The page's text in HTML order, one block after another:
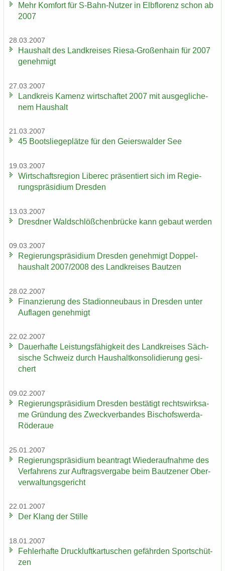
Mehr Kom­fort für S-​Bahn-Nutzer in Elb­flo­renz schon ab
2007
28.03.2007
Haus­halt des Land­krei­ses Riesa-​Großenhain für 2007
ge­neh­migt
27.03.2007
Land­kreis Ka­menz wirt­schaf­tet 2007 mit aus­ge­gli­che­
nem Haus­halt
21.03.2007
45 Boots­lie­ge­plät­ze für den Gei­ers­wal­der See
19.03.2007
Wirt­schafts­re­gi­on Li­be­rec prä­sen­tiert sich im Re­gie­
rungs­prä­si­di­um Dres­den
13.03.2007
Dresd­ner Wald­schlöß­chen­brü­cke kann ge­baut wer­den
09.03.2007
Re­gie­rungs­prä­si­di­um Dres­den ge­neh­migt Dop­pel­
haus­halt 2007/2008 des Land­krei­ses Baut­zen
28.02.2007
Fi­nan­zie­rung des Sta­di­on­neu­baus in Dres­den unter
Auf­la­gen ge­neh­migt
22.02.2007
Dau­er­haf­te Leis­tungs­fä­hig­keit des Land­krei­ses Säch­
si­sche Schweiz durch Haus­halt­kon­so­li­die­rung ge­si­
chert
09.02.2007
Re­gie­rungs­prä­si­di­um Dres­den be­stä­tigt rechts­wirk­sa­
me Grün­dung des Zweck­ver­ban­des Bischofswerda-​
Röderaue
25.01.2007
Re­gie­rungs­prä­si­di­um be­an­tragt Wie­der­auf­nah­me des
Ver­fah­rens zur Auf­trags­ver­ga­be beim Baut­zener Ober­
ver­wal­tungs­ge­richt
22.01.2007
Der Klang der Stil­le
18.01.2007
Feh­ler­haf­te Druck­luft­kar­tu­schen ge­fähr­den Sport­schüt­
zen